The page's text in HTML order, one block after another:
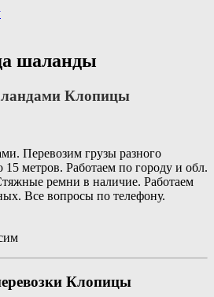
шаланды
Клопицы
Перевозим грузы разного
15 метров. Работаем по городу и обл.
ремни в наличие. Работаем
Все вопросы по телефону.
Клопицы